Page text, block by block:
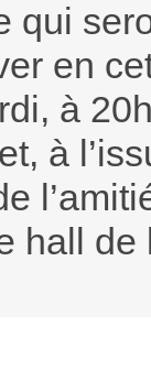
qui
en
à
à
hall de